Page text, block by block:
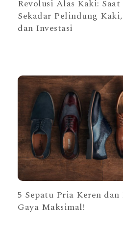
Revolusi Alas Kaki: Saat
Sekadar Pelindung
dan Investasi
5 Sepatu Pria Keren
Gaya Maksimal!